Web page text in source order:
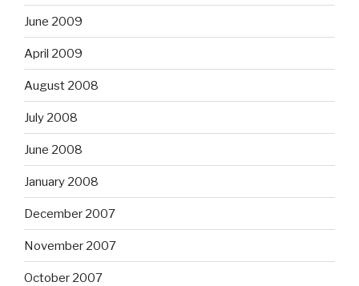
June 2009
April 2009
August 2008
July 2008
June 2008
January 2008
December 2007
November 2007
October 2007